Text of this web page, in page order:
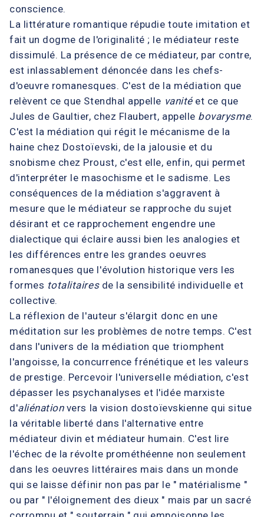
conscience.
La littérature romantique répudie toute imitation et
fait un dogme de l'originalité ; le médiateur reste
dissimulé. La présence de ce médiateur, par contre,
est inlassablement dénoncée dans les chefs-
d'oeuvre romanesques. C'est de la médiation que
relèvent ce que Stendhal appelle vanitéet ce que
Jules de Gaultier, chez Flaubert, appelle bovarysme.
C'est la médiation qui régit le mécanisme de la
haine chez Dostoïevski, de la jalousie et du
snobisme chez Proust, c'est elle, enfin, qui permet
d'interpréter le masochisme et le sadisme. Les
conséquences de la médiation s'aggravent à
mesure que le médiateur se rapproche du sujet
désirant et ce rapprochement engendre une
dialectique qui éclaire aussi bien les analogies et
les différences entre les grandes oeuvres
romanesques que l'évolution historique vers les
formes totalitairesde la sensibilité individuelle et
collective.
La réflexion de l'auteur s'élargit donc en une
méditation sur les problèmes de notre temps. C'est
dans l'univers de la médiation que triomphent
l'angoisse, la concurrence frénétique et les valeurs
de prestige. Percevoir l'universelle médiation, c'est
dépasser les psychanalyses et l'idée marxiste
d'aliénationvers la vision dostoïevskienne qui situe
la véritable liberté dans l'alternative entre
médiateur divin et médiateur humain. C'est lire
l'échec de la révolte prométhéenne non seulement
dans les oeuvres littéraires mais dans un monde
qui se laisse définir non pas par le " matérialisme "
ou par " l'éloignement des dieux " mais par un sacré